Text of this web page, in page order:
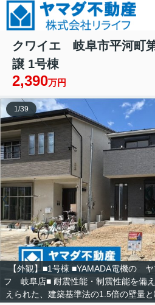
クワイエ 岐阜市平河町
譲 1号棟
2,390万円
【外観】■1号棟 ■YAMADA電機の
フ 岐阜店■ 耐震性能・制震性能を備
えられた、建築基準法の1.5倍の壁量
1/39